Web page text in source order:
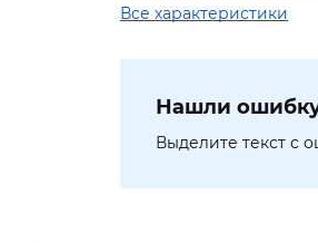
Все характеристики
Нашли
Выделите текст с